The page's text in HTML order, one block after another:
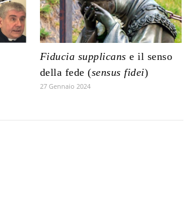
Fiducia supplicans e il senso
della fede (sensus fidei)
27 Gennaio 2024